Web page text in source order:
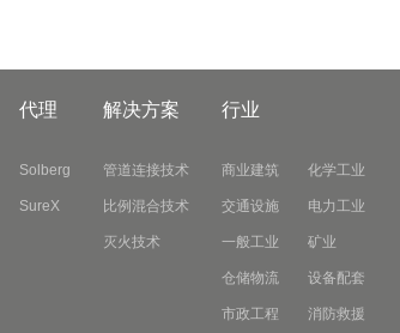
代理
Solberg
SureX
解决方案
管道连接技术
比例混合技术
灭火技术
行业
商业建筑
交通设施
一般工业
仓储物流
市政工程
化学工业
电力工业
矿业
设备配套
消防救援